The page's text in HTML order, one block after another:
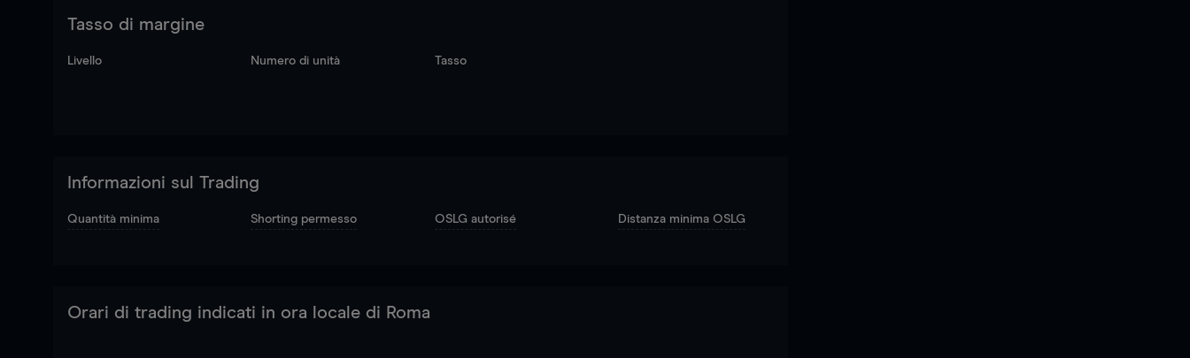
Tasso di margine
Livello Numero di unità Tasso
Informazioni sul Trading
Quantità minima Shorting permesso OSLG autorisé Distanza minima OSLG
Orari di trading indicati in ora locale di Roma